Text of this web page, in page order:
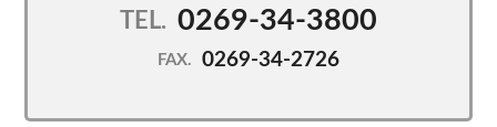
TEL. 0269-34-3800
FAX. 0269-34-2726